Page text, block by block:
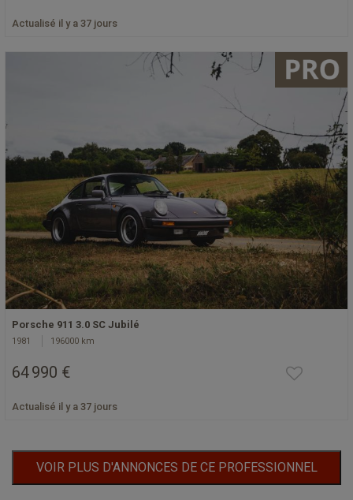
Actualisé il y a 37 jours
Porsche 911 3.0 SC Jubilé
1981 196000 km
64 990 €
Actualisé il y a 37 jours
VOIR PLUS D'ANNONCES DE CE PROFESSIONNEL